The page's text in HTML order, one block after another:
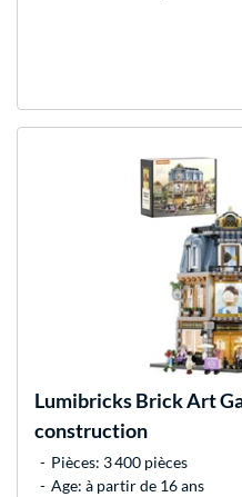
LumibricksBrick Art
construction
Pièces: 3 400 pièces
Age: à partir de 16 ans